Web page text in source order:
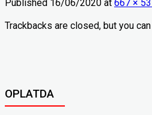
Published 16/06/2020 at 667 ×
Trackbacks are closed, but you can
OPLATDA